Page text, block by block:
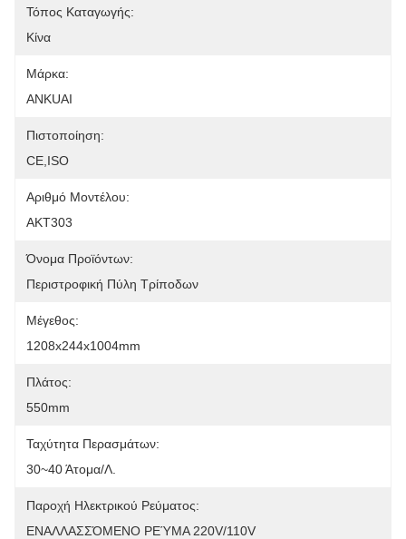
Τόπος Καταγωγής:
Κίνα
Μάρκα:
ANKUAI
Πιστοποίηση:
CE,ISO
Αριθμό Μοντέλου:
AKT303
Όνομα Προϊόντων:
Περιστροφική Πύλη Τρίποδων
Μέγεθος:
1208x244x1004mm
Πλάτος:
550mm
Ταχύτητα Περασμάτων:
30~40 Άτομα/λ.
Παροχή Ηλεκτρικού Ρεύματος:
ΕΝΑΛΛΑΣΣΌΜΕΝΟ ΡΕΎΜΑ 220V/110V